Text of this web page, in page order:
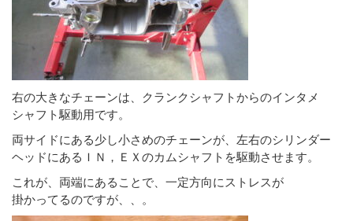
右の大きなチェーンは、クランクシャフトからのインタメ
シャフト駆動用です。
両サイドにある少し小さめのチェーンが、左右のシリンダー
ヘッドにあるＩＮ，ＥＸのカムシャフトを駆動させます。
これが、両端にあることで、一定方向にストレスが
掛かってるのですが、、。